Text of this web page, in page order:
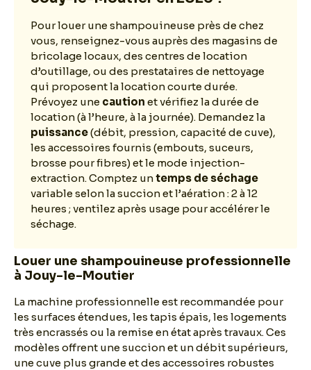
Pour louer une shampouineuse près de chez
vous, renseignez-vous auprès des magasins de
bricolage locaux, des centres de location
d’outillage, ou des prestataires de nettoyage
qui proposent la location courte durée.
Prévoyez une caution et vérifiez la durée de
location (à l’heure, à la journée). Demandez la
puissance(débit, pression, capacité de cuve),
les accessoires fournis (embouts, suceurs,
brosse pour fibres) et le mode injection-
extraction. Comptez untemps de séchage
variable selon la succion et l’aération : 2 à 12
heures ; ventilez après usage pour accélérer le
séchage.
Louer une shampouineuse professionnelle
à Jouy-le-Moutier
La machine professionnelle est recommandée pour
les surfaces étendues, les tapis épais, les logements
très encrassés ou la remise en état après travaux. Ces
modèles offrent une succion et un débit supérieurs,
une cuve plus grande et des accessoires robustes